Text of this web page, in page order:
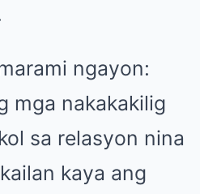
ngayon:
mga nakakakilig
sa relasyon nina
kaya ang